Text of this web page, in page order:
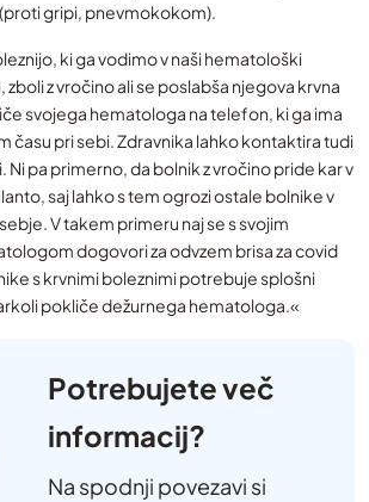
gripi, pnevmokokom).
ki ga vodimo v naši hematološki
zboli z vročino ali se poslabša njegova krvna
svojega hematologa na telefon, ki ga ima
času pri sebi. Zdravnika lahko kontaktira tudi
pa primerno, da bolnik z vročino pride kar v
saj lahko s tem ogrozi ostale bolnike v
V takem primeru naj se s svojim
dogovori za odvzem brisa za covid
s krvnimi boleznimi potrebuje splošni
pokliče dežurnega hematologa.«
Potrebujete več
informacij?
Na spodnji povezavi si